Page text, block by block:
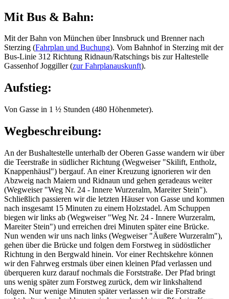
Mit Bus & Bahn:
Mit der Bahn von München über Innsbruck und Brenner nach
Sterzing (Fahrplan und Buchung). Vom Bahnhof in Sterzing mit der
Bus-Linie 312 Richtung Ridnaun/Ratschings bis zur Haltestelle
Gassenhof Joggiller (zur Fahrplanauskunft).
Aufstieg:
Von Gasse in 1 ½ Stunden (480 Höhenmeter).
Wegbeschreibung:
An der Bushaltestelle unterhalb der Oberen Gasse wandern wir über
die Teerstraße in südlicher Richtung (Wegweiser "Skilift, Entholz,
Knappenhäusl") bergauf. An einer Kreuzung ignorieren wir den
Abzweig nach Maiern und Ridnaun und gehen geradeaus weiter
(Wegweiser "Weg Nr. 24 - Innere Wurzeralm, Mareiter Stein").
Schließlich passieren wir die letzten Häuser von Gasse und kommen
nach insgesamt 15 Minuten zu einem Holzstadel. Am Schuppen
biegen wir links ab (Wegweiser "Weg Nr. 24 - Innere Wurzeralm,
Mareiter Stein") und erreichen drei Minuten später eine Brücke.
Nun wenden wir uns nach links (Wegweiser "Äußere Wurzeralm"),
gehen über die Brücke und folgen dem Forstweg in südöstlicher
Richtung in den Bergwald hinein. Vor einer Rechtskehre können
wir den Fahrweg erstmals über einen kleinen Pfad verlassen und
überqueren kurz darauf nochmals die Forststraße. Der Pfad bringt
uns wenig später zum Forstweg zurück, dem wir linkshaltend
folgen. Nur wenige Minuten später verlassen wir die Forstraße